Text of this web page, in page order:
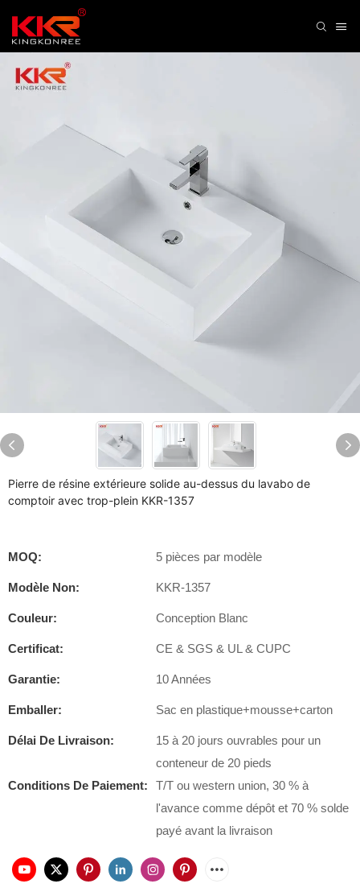
Pierre de résine extérieure solide au-dessus du lavabo de
comptoir avec trop-plein KKR-1357
MOQ: 5 pièces par modèle
Modèle Non: KKR-1357
Couleur: Conception Blanc
Certificat: CE & SGS & UL & CUPC
Garantie: 10 Années
Emballer: Sac en plastique+mousse+carton
Délai De Livraison:
15 à 20 jours ouvrables pour un
conteneur de 20 pieds
Conditions De Paiement:
T/T ou western union, 30 % à
l'avance comme dépôt et 70 % solde
payé avant la livraison